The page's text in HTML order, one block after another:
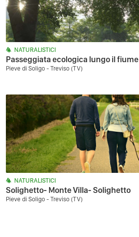
NATURALISTICI
Passeggiata ecologica lungo il fiume
Pieve di Soligo - Treviso (TV)
NATURALISTICI
Solighetto- Monte Villa- Solighetto
Pieve di Soligo - Treviso (TV)